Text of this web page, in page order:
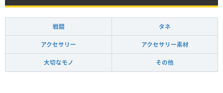
戦闘 タネ
アクセサリー アクセサリー素材
大切なモノ その他